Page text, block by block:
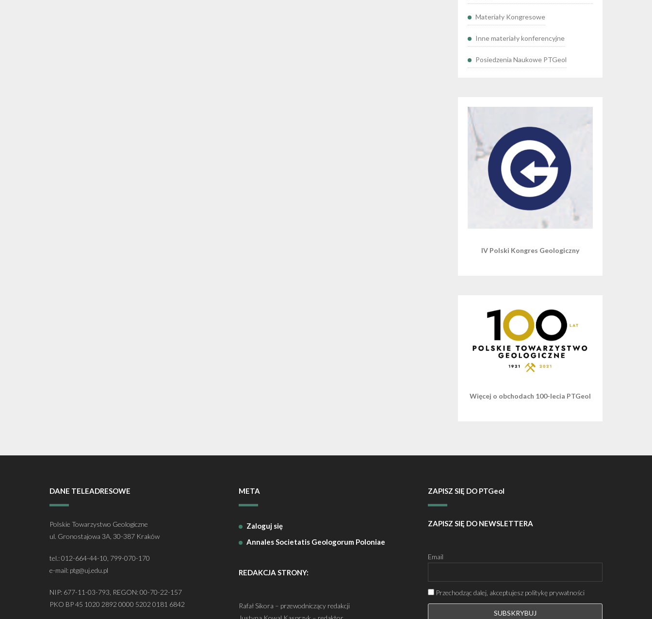
Materiały Kongresowe
Inne materiały konferencyjne
Posiedzenia Naukowe PTGeol
IV Polski Kongres Geologiczny
Więcej o obchodach 100-lecia PTGeol
DANE TELEADRESOWE
Polskie Towarzystwo Geologiczne
ul. Gronostajowa 3A, 30-387 Kraków
tel.: 012-664-44-10, 799-070-170
e-mail: ptg@uj.edu.pl
NIP: 677-11-03-793, REGON: 00-70-22-157
PKO BP 45 1020 2892 0000 5202 0181 6842
META
Zaloguj się
Annales Societatis Geologorum Poloniae
REDAKCJA STRONY:
Rafał Sikora – przewodniczący redakcji
ZAPISZ SIĘ DO PTGeol
ZAPISZ SIĘ DO NEWSLETTERA
Email
Przechodząc dalej, akceptujesz politykę prywatności